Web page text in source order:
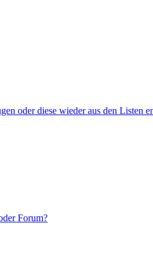
oder diese wieder aus den Listen
Forum?